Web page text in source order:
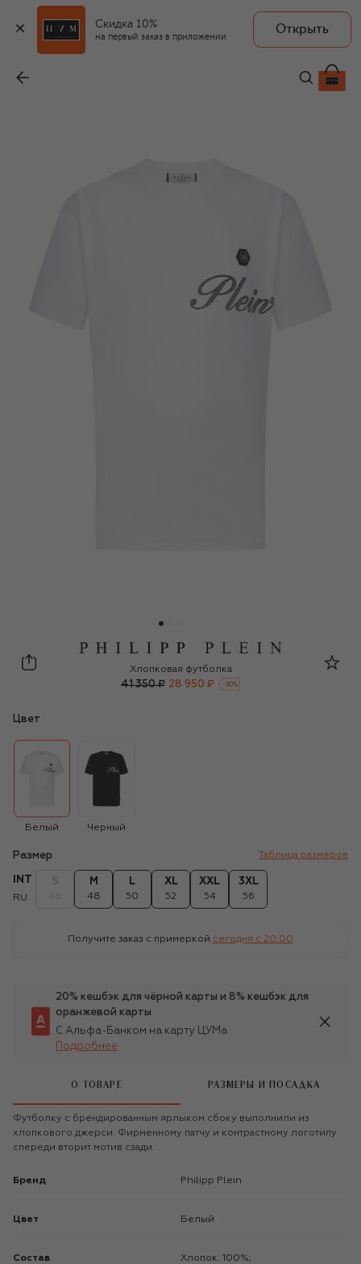
Скидка 10%
на первый заказ в приложении
Открыть
28 950 ₽
Philipp Plein
Хлопковая футболка
41 350 ₽ 28 950 ₽ -30%
Цвет
Белый Черный
Размер Таблица размеров
INT
RU
M
48
L
50
XL
52
XXL
54
3XL
56
Получите заказ с примеркой сегодня c 20:00
20% кешбэк для чёрной карты и 8% кешбэк для
оранжевой карты
С Альфа-Банком на карту ЦУМа
Подробнее
О ТОВАРЕ РАЗМЕРЫ И ПОСАДКА
Футболку с брендированным ярлыком сбоку выполнили из
хлопкового джерси. Фирменному патчу и контрастному логотипу
спереди вторит мотив сзади.
Бренд Philipp Plein
Цвет Белый
Состав Хлопок: 100%;